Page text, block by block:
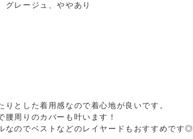
グレージュ、ややあり
りとした着用感なので着心地が良いです。
周りのカバーも叶います！
なのでベストなどのレイヤードもおすすめです◎